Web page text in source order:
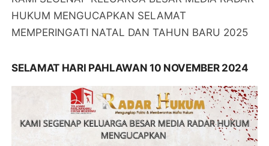
HUKUM MENGUCAPKAN SELAMAT
MEMPERINGATI NATAL DAN TAHUN BARU 2025
SELAMAT HARI PAHLAWAN 10 NOVEMBER 2024